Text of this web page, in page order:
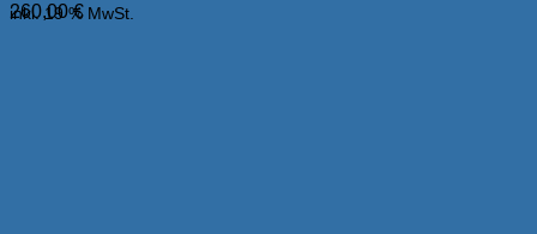
260,00€
inkl. 19 % MwSt.